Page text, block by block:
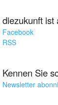
diezukunft ist
Facebook
RSS
Kennen Sie
Newsletter